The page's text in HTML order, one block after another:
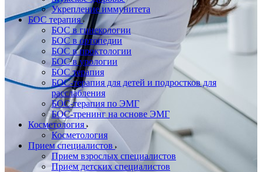
Укрепление иммунитета
БОС терапия
БОС в гинекологии
БОС в ортопедии
БОС в проктологии
БОС в урологии
БОС терапия
БОС-терапия для детей и подростков для
расслабления
БОС-терапия по ЭМГ
БОС-тренинг на основе ЭМГ
Косметология
Косметология
Прием специалистов
Прием взрослых специалистов
Прием детских специалистов